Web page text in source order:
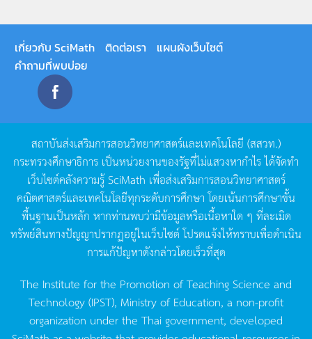
เกี่ยวกับ SciMath ติดต่อเรา
แผนผังเว็บไซต์
คำถามที่พบบ่อย
สถาบันส่งเสริมการสอนวิทยาศาสตร์และเทคโนโลยี (สสวท.)
กระทรวงศึกษาธิการ เป็นหน่วยงานของรัฐที่ไม่แสวงหากำไรได้จัดทำ
เว็บไซต์คลังความรู้SciMath เพื่อส่งเสริมการสอนวิทยาศาสตร์
คณิตศาสตร์และเทคโนโลยีทุกระดับการศึกษา โดยเน้นการศึกษาขั้น
พื้นฐานเป็นหลัก หากท่านพบว่ามีข้อมูลหรือเนื้อหาใด ๆ ที่ละเมิด
ทรัพย์สินทางปัญญาปรากฏอยู่ในเว็บไซต์โปรดแจ้งให้ทราบเพื่อดำเนิน
การแก้ปัญหาดังกล่าวโดยเร็วที่สุด
The Institute for the Promotion of Teaching Science and
Technology (IPST), Ministry of Education, a non-profit
organization under the Thai government, developed